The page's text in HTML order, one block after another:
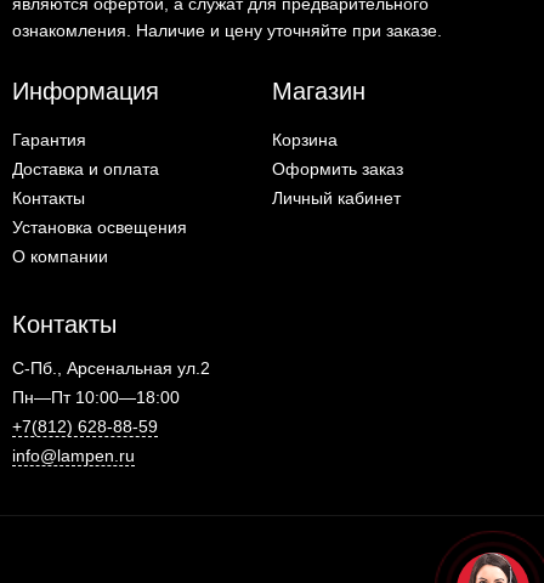
ознакомления. Наличие и цену уточняйте при заказе.
Информация
Гарантия
Доставка и оплата
Контакты
Установка освещения
О компании
Магазин
Корзина
Оформить заказ
Личный кабинет
Контакты
С-Пб., Арсенальная ул.2
Пн—Пт 10:00—18:00
+7(812) 628-88-59
info@lampen.ru